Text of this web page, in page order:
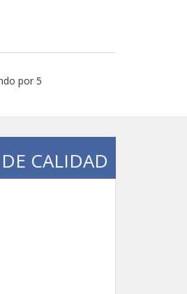
por 5
CALIDAD